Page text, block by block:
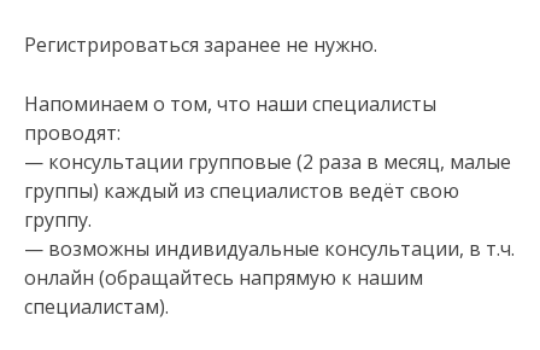
Регистрироваться заранее не нужно.
Напоминаем о том, что наши специалисты
проводят:
— консультации групповые (2 раза в месяц, малые
группы) каждый из специалистов ведёт свою
группу.
— возможны индивидуальные консультации, в т.ч.
онлайн (обращайтесь напрямую к нашим
специалистам).